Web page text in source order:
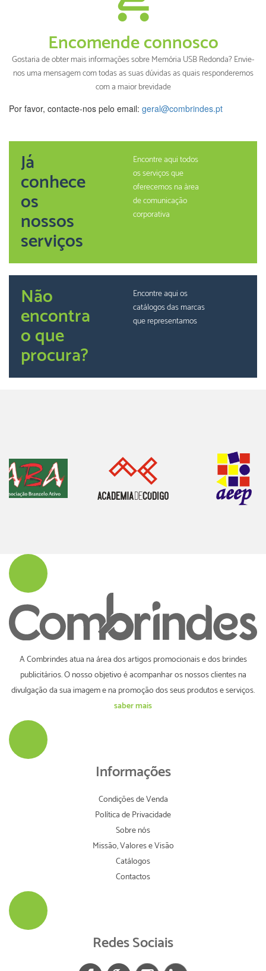
Encomende connosco
Gostaria de obter mais informações sobre Memória USB Redonda? Envie-
nos uma mensagem com todas as suas dúvidas as quais responderemos
com a maior brevidade
Por favor, contacte-nos pelo email: geral@combrindes.pt
Já
conhece
os
nossos
serviços
Encontre aqui todos
os serviços que
oferecemos na àrea
de comunicação
corporativa
Não
encontra
o que
procura?
Encontre aqui os
catálogos das marcas
que representamos
A Combrindes atua na área dos artigos promocionais e dos brindes
publicitários. O nosso objetivo é acompanhar os nossos clientes na
divulgação da sua imagem e na promoção dos seus produtos e serviços.
saber mais
Informações
Condições de Venda
Política de Privacidade
Sobre nós
Missão, Valores e Visão
Catálogos
Contactos
Redes Sociais